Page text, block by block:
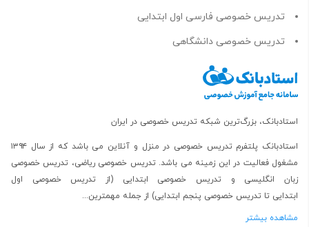
تدریس خصوصی فارسی اول ابتدایی
تدریس خصوصی دانشگاهی
استادبانک، بزرگ‌ترین شبکه تدریس خصوصی در ایران
استادبانک پلتفرم تدریس خصوصی در منزل و آنلاین
می باشد که از سال ۱۳۹۴
مشغول فعالیت در این زمینه می باشد.تدریس خصوصی ریاضی، تدریس خصوصی
زبان انگلیسی و تدریس خصوصی ابتدایی (از
تدریس خصوصی اول
ابتدایی تا تدریس خصوصی پنجم ابتدایی) از جمله مهمترین...
مشاهده بیشتر